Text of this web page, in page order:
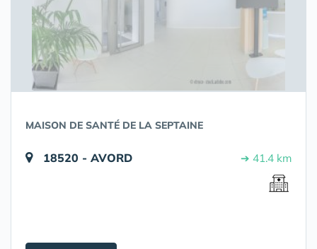
MAISON DE SANTÉ DE LA SEPTAINE
18520 - AVORD ➔ 41.4 km